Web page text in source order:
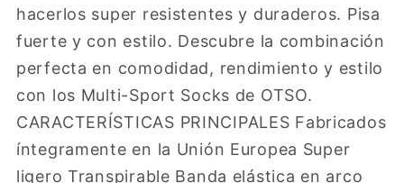
hacerlos super resistentes y duraderos. Pisa
fuerte y con estilo. Descubre la combinación
perfecta en comodidad, rendimiento y estilo
con los Multi-Sport Socks de OTSO.
CARACTERÍSTICAS PRINCIPALES Fabricados
íntegramente en la Unión Europea Super
ligero Transpirable Banda elástica en arco